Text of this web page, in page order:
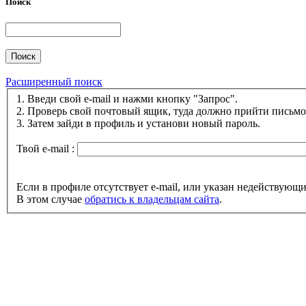
Расширенный поиск
1. Введи свой e-mail и нажми кнопку "Запрос".
2. Проверь свой почтовый ящик, туда должно прийти письмо
3. Затем зайди в профиль и установи новый пароль.
Твой e-mail :
Если в профиле отсутствует e-mail, или указан
В этом случае обратись к владельцам сайта.